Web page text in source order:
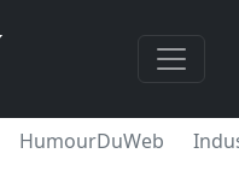
HumourDuWeb